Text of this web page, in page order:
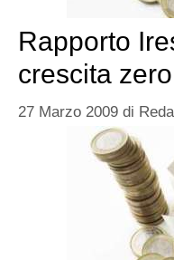
Rapporto
crescita
27 Marzo 2009 di